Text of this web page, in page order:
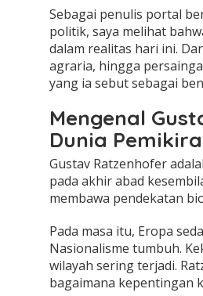
Sebagai penulis portal
politik, saya melihat
dalam realitas hari ini.
agraria, hingga
yang ia sebut sebagai
Mengenal
Dunia
Gustav Ratzenhofer
pada akhir abad
membawa pendekatan
Pada masa itu, Eropa
Nasionalisme tumbuh.
wilayah sering terjadi.
bagaimana kepentingan